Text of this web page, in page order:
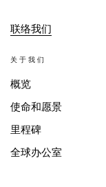
联络我们
关于我们
概览
使命和愿景
里程碑
全球办公室